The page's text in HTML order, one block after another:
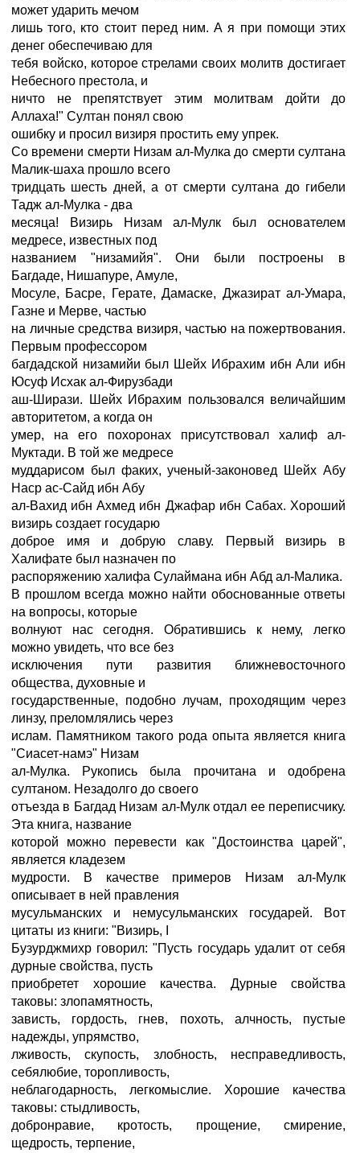
может ударить мечом
лишь того, кто стоит перед ним. А я при помощи этих
денег обеспечиваю для
тебя войско, которое стрелами своих молитв достигает
Небесного престола, и
ничто не препятствует этим молитвам дойти до
Аллаха!" Султан понял свою
ошибку и просил визиря простить ему упрек.
Со времени смерти Низам ал-Мулка до смерти султана
Малик-шаха прошло всего
тридцать шесть дней, а от смерти султана до гибели
Тадж ал-Мулка - два
месяца! Визирь Низам ал-Мулк был основателем
медресе, известных под
названием "низамийя". Они были построены в
Багдаде, Нишапуре, Амуле,
Мосуле, Басре, Герате, Дамаске, Джазират ал-Умара,
Газне и Мерве, частью
на личные средства визиря, частью на пожертвования.
Первым профессором
багдадской низамийи был Шейх Ибрахим ибн Али ибн
Юсуф Исхак ал-Фирузбади
аш-Ширази. Шейх Ибрахим пользовался величайшим
авторитетом, а когда он
умер, на его похоронах присутствовал халиф ал-
Муктади. В той же медресе
муддарисом был факих, ученый-законовед Шейх Абу
Наср ас-Сайд ибн Абу
ал-Вахид ибн Ахмед ибн Джафар ибн Сабах. Хороший
визирь создает государю
доброе имя и добрую славу. Первый визирь в
Халифате был назначен по
распоряжению халифа Сулаймана ибн Абд ал-Малика.
В прошлом всегда можно найти обоснованные ответы
на вопросы, которые
волнуют нас сегодня. Обратившись к нему, легко
можно увидеть, что все без
исключения пути развития ближневосточного
общества, духовные и
государственные, подобно лучам, проходящим через
линзу, преломлялись через
ислам. Памятником такого рода опыта является книга
"Сиасет-намэ" Низам
ал-Мулка. Рукопись была прочитана и одобрена
султаном. Незадолго до своего
отъезда в Багдад Низам ал-Мулк отдал ее переписчику.
Эта книга, название
которой можно перевести как "Достоинства царей",
является кладезем
мудрости. В качестве примеров Низам ал-Мулк
описывает в ней правления
мусульманских и немусульманских государей. Вот
цитаты из книги: "Визирь, I
Бузурджмихр говорил: "Пусть государь удалит от себя
дурные свойства, пусть
приобретет хорошие качества. Дурные свойства
таковы: злопамятность,
зависть, гордость, гнев, похоть, алчность, пустые
надежды, упрямство,
лживость, скупость, злобность, несправедливость,
себялюбие, торопливость,
неблагодарность, легкомыслие. Хорошие качества
таковы: стыдливость,
добронравие, кротость, прощение, смирение,
щедрость, терпение,